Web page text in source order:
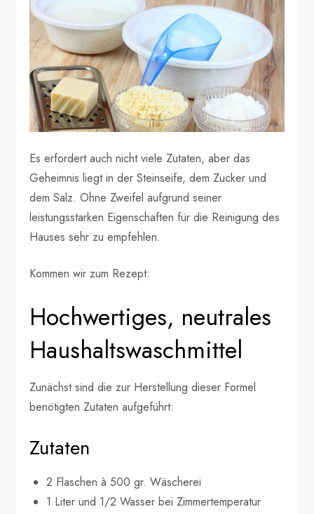
Es erfordert auch nicht viele Zutaten, aber das
Geheimnis liegt in der Steinseife, dem Zucker und
dem Salz. Ohne Zweifel aufgrund seiner
leistungsstarken Eigenschaften für die Reinigung des
Hauses sehr zu empfehlen.
Kommen wir zum Rezept:
Hochwertiges, neutrales
Haushaltswaschmittel
Zunächst sind die zur Herstellung dieser Formel
benötigten Zutaten aufgeführt:
Zutaten
2 Flaschen à 500 gr. Wäscherei
1 Liter und 1/2 Wasser bei Zimmertemperatur